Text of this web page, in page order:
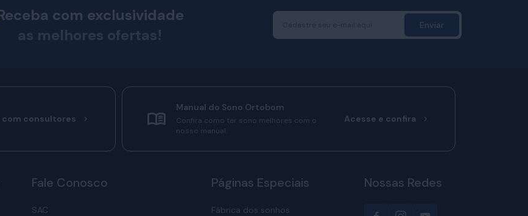
com exclusividade
as melhores ofertas!
Enviar
com consultores
Manual do Sono Ortobom
Confira como ter sono melhores com o
nosso manual.
Acesse e confira
Fale Conosco
SAC
Páginas Especiais
Fábrica dos sonhos
Nossas Redes